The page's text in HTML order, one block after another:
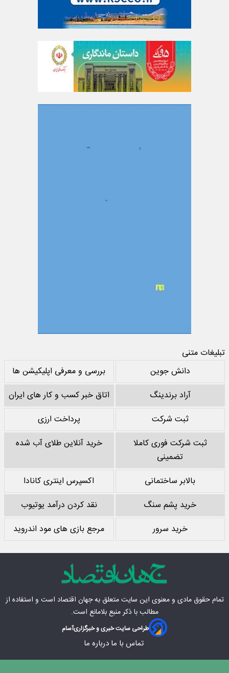
تبلیغات متنی
دانش جوین
بررسی و معرفی اپلیکیشن ها
آراد برندینگ
اتاق خبر کسب و کار های ایران
ثبت شرکت
پرداخت ارزی
ثبت شرکت فوری کاملا
تضمینی
خرید آنلاین طلای آب شده
بالابر ساختمانی
اکسپرس اینتری کانادا
خرید پشم سنگ
نقد کردن درآمد یوتیوب
خرید سرور
مرجع بازی های مود اندروید
تمام حقوق مادی‌ و معنوی این سایت متعلق بهجهان اقتصاد است و استفاده از
مطالب با ذکر منبع بلامانع است.
طراحی سایت خبری و خبرگزاریآسام
تماس با ما درباره ما